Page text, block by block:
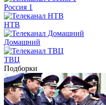
Россия 1
НТВ
Домашний
ТВЦ
Подборки